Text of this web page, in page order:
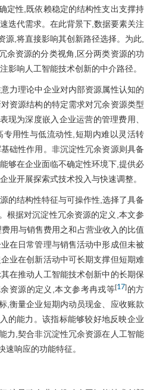
定性,既依赖稳定的结构性支出支撑持
迭代需求。在此背景下,数据要素关注
源,将直接影响其创新路径选择。为此,
余资源的分类视角,区分两类资源的功
影响人工智能技术创新的中介路径。
力理论中企业对内部资源属性认知的
资源结构的特定需求对冗余资源类型
现为深度嵌入企业运营的管理费用、
用性与低流动性,短期内难以灵活转
础性作用。非沉淀性冗余资源则具备
够在企业面临不确定性环境下,提供必
业开展探索式技术投入与快速调整。
的结构性特征与可操作性,选择了具备
根据对沉淀性冗余资源的定义,本文参
用与销售费用之和占营业收入的比值
在日常管理与销售活动中形成但未被
业在创新活动中可长期支撑但短期难
在推动人工智能技术创新中的长期保
资源的定义,本文参考冉戎等[17]的方
,衡量企业短期内动员现金、应收账款
的能力。该指标能够较好地反映企业
力,契合非沉淀性冗余资源在人工智能
响应的功能特征。